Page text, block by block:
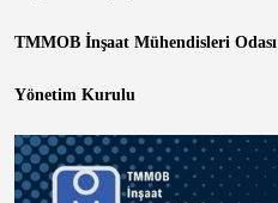
TMMOB İnşaat Mühendisleri Odası
Yönetim Kurulu